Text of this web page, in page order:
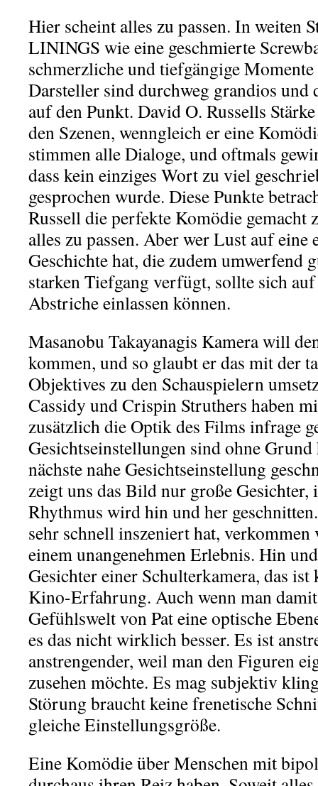
Hier scheint alles zu passen. In weiten
LININGS wie eine geschmierte
schmerzliche und tiefgängige
Darsteller sind durchweg grandios
auf den Punkt. David O. Russells
den Szenen, wenngleich er eine
stimmen alle Dialoge, und oftmals
dass kein einziges Wort zu viel
gesprochen wurde. Diese Punkte
Russell die perfekte Komödie gemacht
alles zu passen. Aber wer Lust auf eine
Geschichte hat, die zudem umwerfend
starken Tiefgang verfügt, sollte sich
Abstriche einlassen können.
Masanobu Takayanagis Kamera will
kommen, und so glaubt er das mit der
Objektives zu den Schauspielern
Cassidy und Crispin Struthers haben
zusätzlich die Optik des Films infrage
Gesichtseinstellungen sind ohne
nächste nahe Gesichtseinstellung
zeigt uns das Bild nur große
Rhythmus wird hin und her
sehr schnell inszeniert hat,
einem unangenehmen Erlebnis. Hin
Gesichter einer Schulterkamera, das ist
Kino-Erfahrung. Auch wenn man
Gefühlswelt von Pat eine optische
es das nicht wirklich besser. Es ist
anstrengender, weil man den Figuren
zusehen möchte. Es mag subjektiv
Störung braucht keine frenetische
gleiche Einstellungsgröße.
Eine Komödie über Menschen mit